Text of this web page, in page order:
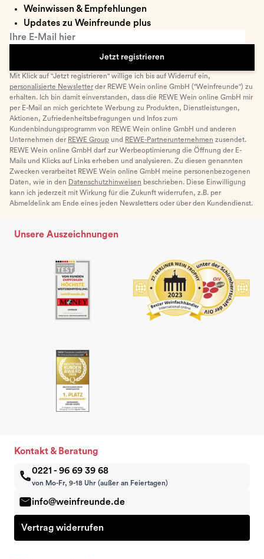
Weinwissen & Empfehlungen
Updates zu Weinfreunde plus
Ihre E-Mail hier
Jetzt registrieren
Mit Klick auf "Jetzt registrieren" willige ich bis auf Widerruf ein,
personalisierte Newsletter der REWE Wein online GmbH ("Weinfreunde") zu
erhalten. Ich bin damit einverstanden, dass die REWE Wein online GmbH mir
per E-Mail an mich gerichtete Werbung zu Produkten, Dienstleistungen,
Aktionen, Zufriedenheitsbefragungen und Infos zum
Kundenbindungsprogramm von REWE Wein online GmbH und anderen
Unternehmen der REWE Group und REWE-Partnerunternehmen zusendet.
REWE Wein online GmbH darf zur Werbeoptimierung die Öffnung der E-
Mails und Klicks auf Links erheben und analysieren. Zu diesen genannten
Zwecken verarbeitet REWE Wein online GmbH meine personenbezogenen
Daten, wie in den Datenschutzhinweisen beschrieben. Diese Einwilligung
kann ich jederzeit mit Wirkung für die Zukunft widerrufen, z.B. per
Abmeldelink am Ende eines jeden Newsletters oder über den Kundendienst.
Unsere Auszeichnungen
Kontakt & Beratung
0221 - 96 69 39 68
von Mo-Fr, 9-18 Uhr (außer an Feiertagen)
info@weinfreunde.de
Vertrag widerrufen